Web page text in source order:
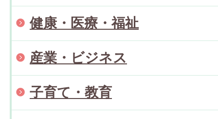
健康・医療・福祉
産業・ビジネス
子育て・教育